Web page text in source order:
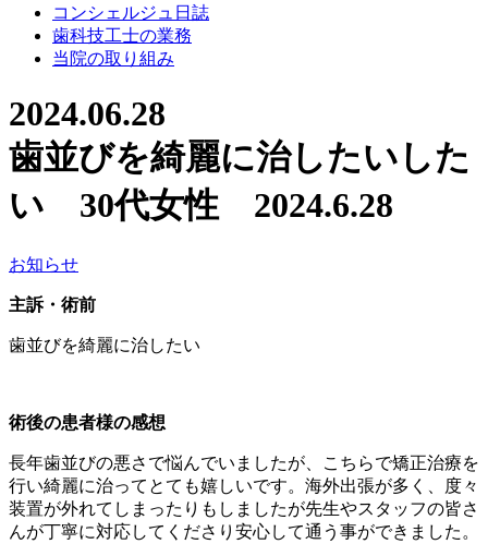
コンシェルジュ日誌
歯科技工士の業務
当院の取り組み
2024.06.28
歯並びを綺麗に治したいした
い 30代女性 2024.6.28
お知らせ
主訴・術前
歯並びを綺麗に治したい
術後の患者様の感想
長年歯並びの悪さで悩んでいましたが、こちらで矯正治療を
行い綺麗に治ってとても嬉しいです。海外出張が多く、度々
装置が外れてしまったりもしましたが先生やスタッフの皆さ
んが丁寧に対応してくださり安心して通う事ができました。